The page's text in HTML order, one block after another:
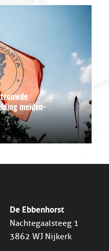
meiden-
De Ebbenhorst
Nachtegaalsteeg 1
3862 WJ Nijkerk